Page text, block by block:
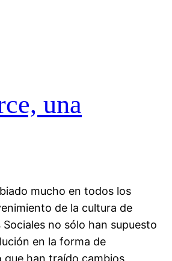
una
mucho en todos los
de la cultura de
no sólo han supuesto
en la forma de
que han traído cambios